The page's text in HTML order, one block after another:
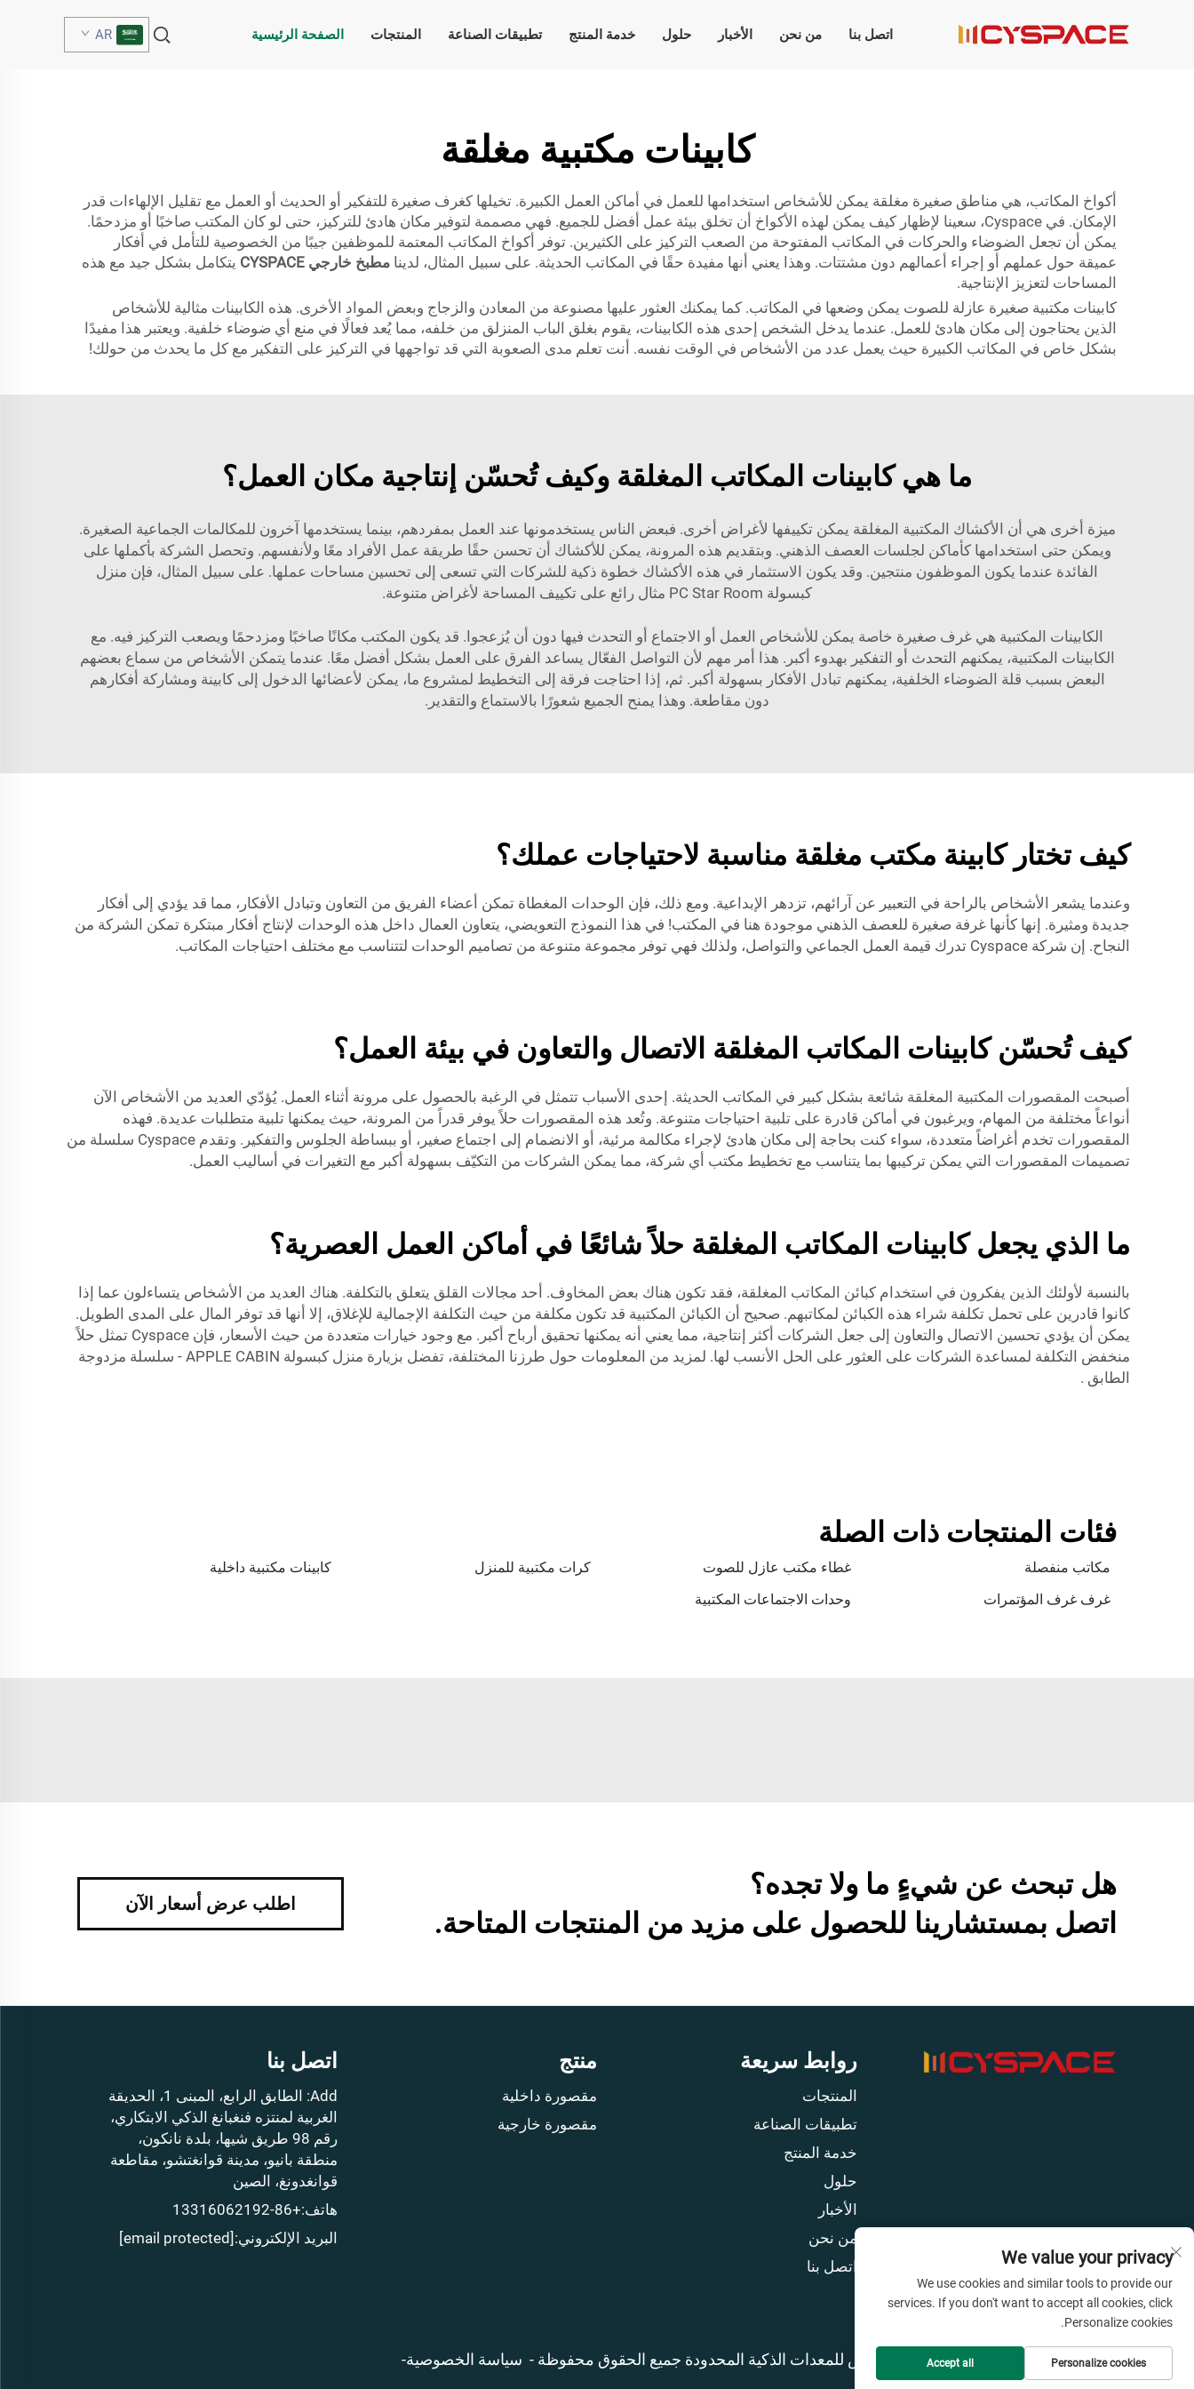
الصفحة الرئيسية المنتجات تطبيقات الصناعة خدمة المنتج حلول الأخبار من نحن اتصل بنا AR
كابينات مكتبية مغلقة
أكواخ المكاتب، هي مناطق صغيرة مغلقة يمكن للأشخاص استخدامها للعمل في أماكن العمل الكبيرة. تخيلها كغرف صغيرة للتفكير أو الحديث أو العمل مع تقليل الإلهاءات قدر
الإمكان. في Cyspace، سعينا لإظهار كيف يمكن لهذه الأكواخ أن تخلق بيئة عمل أفضل للجميع. فهي مصممة لتوفير مكان هادئ للتركيز، حتى لو كان المكتب صاخبًا أو مزدحمًا.
يمكن أن تجعل الضوضاء والحركات في المكاتب المفتوحة من الصعب التركيز على الكثيرين. توفر أكواخ المكاتب المعتمة للموظفين جيبًا من الخصوصية للتأمل في أفكار
عميقة حول عملهم أو إجراء أعمالهم دون مشتتات. وهذا يعني أنها مفيدة حقًا في المكاتب الحديثة. على سبيل المثال، لدينا مطبخ خارجي CYSPACE
يتكامل بشكل جيد مع هذه
المساحات لتعزيز الإنتاجية.
كابينات مكتبية صغيرة عازلة للصوت يمكن وضعها في المكاتب. كما يمكنك العثور عليها مصنوعة من المعادن والزجاج وبعض المواد الأخرى. هذه الكابينات مثالية للأشخاص
الذين يحتاجون إلى مكان هادئ للعمل. عندما يدخل الشخص إحدى هذه الكابينات، يقوم بغلق الباب المنزلق من خلفه، مما يُعد فعالًا في منع أي ضوضاء خلفية. ويعتبر هذا مفيدًا
بشكل خاص في المكاتب الكبيرة حيث يعمل عدد من الأشخاص في الوقت نفسه. أنت تعلم مدى الصعوبة التي قد تواجهها في التركيز على التفكير مع كل ما يحدث من حولك!
ما هي كابينات المكاتب المغلقة وكيف تُحسّن إنتاجية مكان العمل؟
ميزة أخرى هي أن الأكشاك المكتبية المغلقة يمكن تكييفها لأغراض أخرى. فبعض الناس يستخدمونها عند العمل بمفردهم، بينما يستخدمها آخرون للمكالمات الجماعية الصغيرة.
ويمكن حتى استخدامها كأماكن لجلسات العصف الذهني. وبتقديم هذه المرونة، يمكن للأكشاك أن تحسن حقًا طريقة عمل الأفراد معًا ولأنفسهم. وتحصل الشركة بأكملها على
الفائدة عندما يكون الموظفون منتجين. وقد يكون الاستثمار في هذه الأكشاك خطوة ذكية للشركات التي تسعى إلى تحسين مساحات عملها. على سبيل المثال، فإن منزل
كبسولة PC Star Room
مثال رائع على تكييف المساحة لأغراض متنوعة.
الكابينات المكتبية هي غرف صغيرة خاصة يمكن للأشخاص العمل أو الاجتماع أو التحدث فيها دون أن يُزعجوا. قد يكون المكتب مكانًا صاخبًا ومزدحمًا ويصعب التركيز فيه. مع
الكابينات المكتبية، يمكنهم التحدث أو التفكير بهدوء أكبر. هذا أمر مهم لأن التواصل الفعّال يساعد الفرق على العمل بشكل أفضل معًا. عندما يتمكن الأشخاص من سماع بعضهم
البعض بسبب قلة الضوضاء الخلفية، يمكنهم تبادل الأفكار بسهولة أكبر. ثم، إذا احتاجت فرقة إلى التخطيط لمشروع ما، يمكن لأعضائها الدخول إلى كابينة ومشاركة أفكارهم
دون مقاطعة. وهذا يمنح الجميع شعورًا بالاستماع والتقدير.
كيف تختار كابينة مكتب مغلقة مناسبة لاحتياجات عملك؟
وعندما يشعر الأشخاص بالراحة في التعبير عن آرائهم، تزدهر الإبداعية. ومع ذلك، فإن الوحدات المغطاة تمكن أعضاء الفريق من التعاون وتبادل الأفكار، مما قد يؤدي إلى أفكار
جديدة ومثيرة. إنها كأنها غرفة صغيرة للعصف الذهني موجودة هنا في المكتب! في هذا النموذج التعويضي، يتعاون العمال داخل هذه الوحدات لإنتاج أفكار مبتكرة تمكن الشركة من
النجاح. إن شركة Cyspace تدرك قيمة العمل الجماعي والتواصل، ولذلك فهي توفر مجموعة متنوعة من تصاميم الوحدات لتتناسب مع مختلف احتياجات المكاتب.
كيف تُحسّن كابينات المكاتب المغلقة الاتصال والتعاون في بيئة العمل؟
أصبحت المقصورات المكتبية المغلقة شائعة بشكل كبير في المكاتب الحديثة. إحدى الأسباب تتمثل في الرغبة بالحصول على مرونة أثناء العمل. يُؤدّي العديد من الأشخاص الآن
أنواعاً مختلفة من المهام، ويرغبون في أماكن قادرة على تلبية احتياجات متنوعة. وتُعد هذه المقصورات حلاً يوفر قدراً من المرونة، حيث يمكنها تلبية متطلبات عديدة. فهذه
المقصورات تخدم أغراضاً متعددة، سواء كنت بحاجة إلى مكان هادئ لإجراء مكالمة مرئية، أو الانضمام إلى اجتماع صغير، أو ببساطة الجلوس والتفكير. وتقدم Cyspace سلسلة من
تصميمات المقصورات التي يمكن تركيبها بما يتناسب مع تخطيط مكتب أي شركة، مما يمكن الشركات من التكيّف بسهولة أكبر مع التغيرات في أساليب العمل.
ما الذي يجعل كابينات المكاتب المغلقة حلاً شائعًا في أماكن العمل العصرية؟
بالنسبة لأولئك الذين يفكرون في استخدام كبائن المكاتب المغلقة، فقد تكون هناك بعض المخاوف. أحد مجالات القلق يتعلق بالتكلفة. هناك العديد من الأشخاص يتساءلون عما إذا
كانوا قادرين على تحمل تكلفة شراء هذه الكبائن لمكاتبهم. صحيح أن الكبائن المكتبية قد تكون مكلفة من حيث التكلفة الإجمالية للإغلاق، إلا أنها قد توفر المال على المدى الطويل.
يمكن أن يؤدي تحسين الاتصال والتعاون إلى جعل الشركات أكثر إنتاجية، مما يعني أنه يمكنها تحقيق أرباح أكبر. مع وجود خيارات متعددة من حيث الأسعار، فإن Cyspace تمثل حلاً
منخفض التكلفة لمساعدة الشركات على العثور على الحل الأنسب لها. لمزيد من المعلومات حول طرزنا المختلفة، تفضل بزيارة
منزل كبسولة APPLE CABIN - سلسلة مزدوجة
الطابق .
فئات المنتجات ذات الصلة
مكاتب منفصلة غطاء مكتب عازل للصوت كرات مكتبية للمنزل
كابينات مكتبية داخلية
غرف غرف المؤتمرات
وحدات الاجتماعات المكتبية
هل تبحث عن شيءٍ ما ولا تجده؟
اتصل بمستشارينا للحصول على مزيد من المنتجات المتاحة.
اطلب عرض أسعار الآن
روابط سريعة
المنتجات
تطبيقات الصناعة
خدمة المنتج
حلول
الأخبار
من نحن
اتصل بنا
منتج
مقصورة داخلية
مقصورة خارجية
اتصل بنا
Add: الطابق الرابع، المبنى 1، الحديقة
الغربية لمنتزه فنغبانغ الذكي الابتكاري،
رقم 98 طريق شيها، بلدة نانكون،
منطقة بانيو، مدينة قوانغتشو، مقاطعة
قوانغدونغ، الصين
هاتف:+86-13316062192
البريد الإلكتروني: [email protected]
حقوق النشر © شركة قوانغتشو سيسبايس للمعدات الذكية المحدودة جميع الحقوق محفوظة - سياسة الخصوصية-
المدونة
We value your privacy
We use cookies and similar tools to provide our
services. If you don't want to accept all cookies, click
Personalize cookies.
Personalize cookies
Accept all